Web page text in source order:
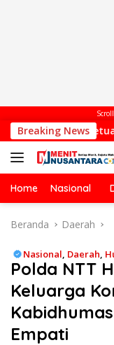
Breaking News
Ketua DPRD Ende
Home Nasional
Beranda Daerah
Nasional, Daerah,
Polda NTT
Keluarga
Empati